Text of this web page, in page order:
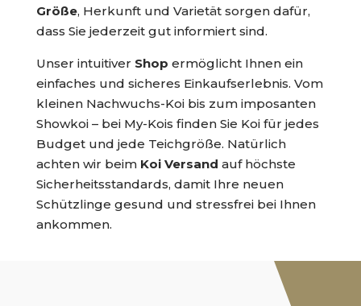
Größe, Herkunft und Varietät sorgen dafür,
dass Sie jederzeit gut informiert sind.
Unser intuitiver Shop ermöglicht Ihnen ein
einfaches und sicheres Einkaufserlebnis. Vom
kleinen Nachwuchs-Koi bis zum imposanten
Showkoi – bei My-Kois finden Sie Koi für jedes
Budget und jede Teichgröße. Natürlich
achten wir beim Koi Versand auf höchste
Sicherheitsstandards, damit Ihre neuen
Schützlinge gesund und stressfrei bei Ihnen
ankommen.